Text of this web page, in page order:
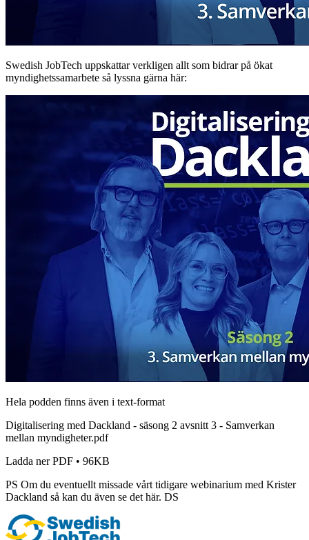
Swedish JobTech uppskattar verkligen allt som bidrar på ökat
myndighetssamarbete så lyssna gärna här:
Hela podden finns även i text-format
Digitalisering med Dackland - säsong 2 avsnitt 3 - Samverkan
mellan myndigheter.pdf
Ladda ner PDF • 96KB
PS Om du eventuellt missade vårt tidigare webinarium med Krister
Dackland så kan du även se det här. DS